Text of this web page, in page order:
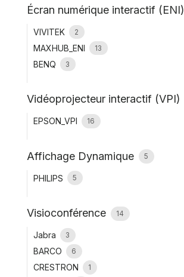
Écran numérique interactif (ENI)
VIVITEK 2
MAXHUB_ENI 13
BENQ 3
Vidéoprojecteur interactif (VPI)
EPSON_VPI 16
Affichage Dynamique 5
PHILIPS 5
Visioconférence 14
Jabra 3
BARCO 6
CRESTRON 1